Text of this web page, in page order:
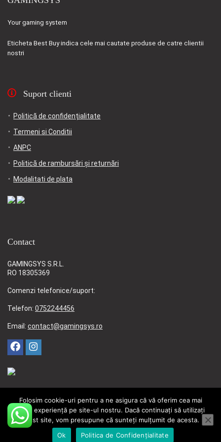
Your gaming system
Eticheta Best Buyindica cele mai cautate produse de catre clientii
nostri
Suport clienti
Politică de confidențialitate
Termeni si Conditii
ANPC
Politică de rambursări și returnări
Modalitati de plata
Contact
GAMINGSYS S.R.L.
RO 18305369
Comenzi telefonice/suport:
Telefon: 0752244456
Email: contact@gamingsys.ro
© 2006-2026 GamingSys CUI: 18305369 Reg. Com. J04/98/2006
Folosim cookie-uri pentru a ne asigura că vă oferim cea mai
bună experiență pe site-ul nostru. Dacă continuați să utilizați
acest site, vom presupune că sunteți mulțumit de acesta.
Ok
Politica de Confidențialitate